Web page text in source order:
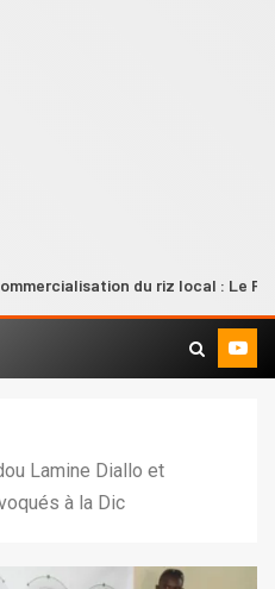
du riz local : Le Premier
Lamine Diallo et
à la Dic